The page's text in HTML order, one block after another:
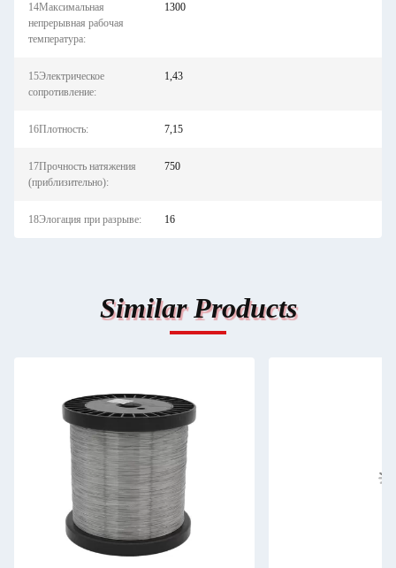
14Максимальная
непрерывная рабочая
температура:
1300
15Электрическое
сопротивление:
1,43
16Плотность: 7,15
17Прочность натяжения
(приблизительно):
750
18Элогация при разрыве: 16
Similar Products